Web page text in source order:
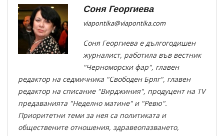
Соня Георгиева
viapontika@viapontika.com
Соня Георгиева е дългогодишен
журналист, работила във вестник
"Черноморски фар", главен
редактор на седмичника "Свободен Бряг", главен
редактор на списание "Вирджиния", продуцент на TV
предаванията "Неделно матине" и "Ревю".
Приоритетни теми за нея са политиката и
обществените отношения, здравеопазването,